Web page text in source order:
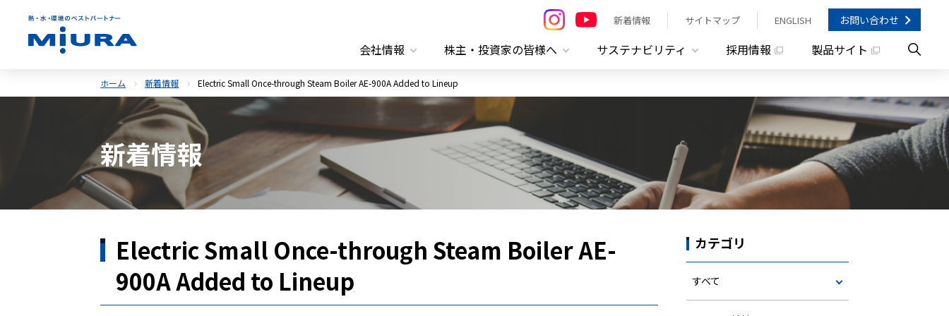
新着情報 サイトマップ ENGLISH お問い合わせ
会社情報 株主・投資家の皆様へ サステナビリティ 採用情報 製品サイト
ホーム 新着情報 Electric Small Once-through Steam Boiler AE-900A Added to Lineup
新着情報
Electric Small Once-through Steam Boiler AE-
900A Added to Lineup
カテゴリ
すべて